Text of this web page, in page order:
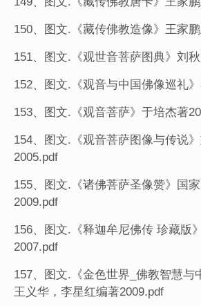
150、图文.《藏传佛教造像》王家
151、图文.《观世音菩萨图典》刘
152、图文.《观音与中国佛像巡礼
153、图文.《观音菩萨》于培杰著
154、图文.《观音菩萨图像与传说
2005.pdf
155、图文.《诸佛菩萨圣像赞》国
2009.pdf
156、图文.《释迦牟尼佛传 珍藏版
2007.pdf
157、图文.《金色世界_佛教智慧与
王义华，李星红编著2009.pdf